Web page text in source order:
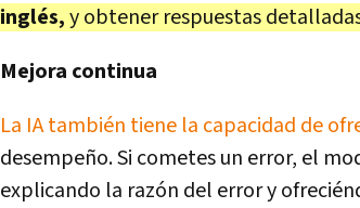
inglés,y obtener respuestas
Mejora continua
La IA también tiene la capacidad de
desempeño. Si cometes un error, el
explicando la razón del error y